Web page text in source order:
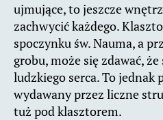
ujmujące, to jeszcze
zachwycić każdego.
spoczynku św. Nauma, a
grobu, może się zdawać,
ludzkiego serca. To jednak
wydawany przez liczne
tuż pod klasztorem.